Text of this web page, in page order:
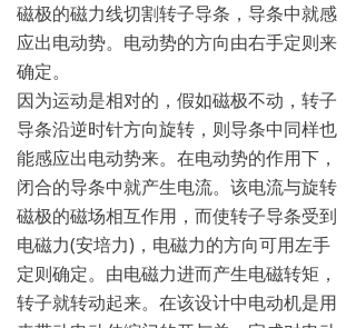
磁极的磁力线切割转子导条，导条中就感
应出电动势。电动势的方向由右手定则来
确定。
因为运动是相对的，假如磁极不动，转子
导条沿逆时针方向旋转，则导条中同样也
能感应出电动势来。在电动势的作用下，
闭合的导条中就产生电流。该电流与旋转
磁极的磁场相互作用，而使转子导条受到
电磁力(安培力)，电磁力的方向可用左手
定则确定。由电磁力进而产生电磁转矩，
转子就转动起来。在该设计中电动机是用